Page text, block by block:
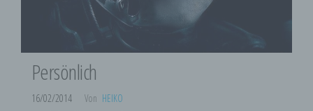
Persönlich
16/02/2014 Von HEIKO